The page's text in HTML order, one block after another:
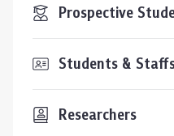
Prospective
Students &
Researchers